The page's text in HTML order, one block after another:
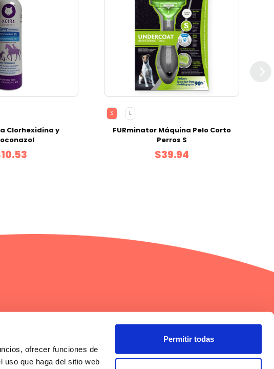
ofrecer funciones de
que haga del sitio web
Permitir todas
Clorhexidina y
S L
FURminator Máquina Pelo Corto
Perros S
$39.94
Next
Información
Términos y condiciones
Factura electrónica